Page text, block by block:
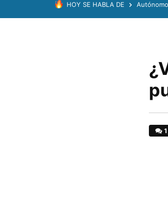
HOY SE HABLA DE